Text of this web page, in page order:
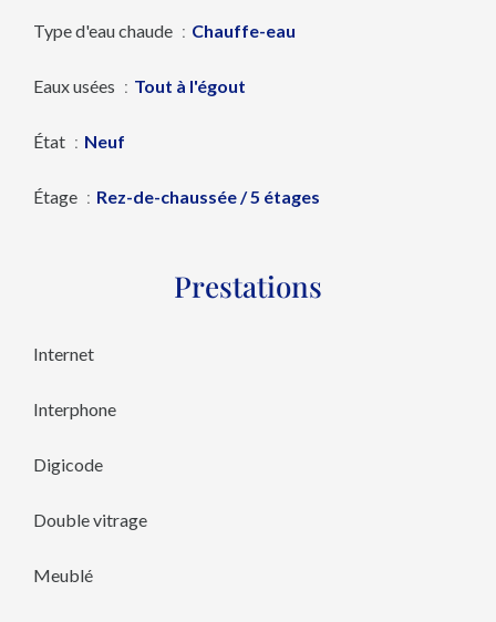
Type d'eau chaude Chauffe-eau
Eaux usées Tout à l'égout
État Neuf
Étage Rez-de-chaussée / 5 étages
Prestations
Internet
Interphone
Digicode
Double vitrage
Meublé